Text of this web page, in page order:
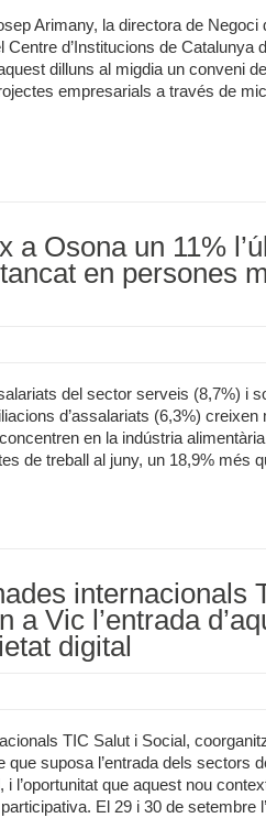
Arimany, la directora de Negoci
Centre d’Institucions de Catalunya
dilluns al migdia un conveni
empresarials a través de
a Osona un 11%
en persones
del sector serveis (8,7%) i
d’assalariats (6,3%) creixen
en la indústria
de treball al juny, un 18,9% més
internacionals
a Vic l’entrada
digital
TIC Salut i Social,
que suposa l’entrada dels sectors
i l’oportunitat que aquest nou
El 29 i 30 de setembre